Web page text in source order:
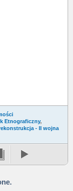
Etnograficzny,
- II wojna